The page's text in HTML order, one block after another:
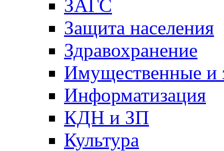
ЗАГС
Защита населения
Здравохранение
Имущественные и
Информатизация
КДН и ЗП
Культура